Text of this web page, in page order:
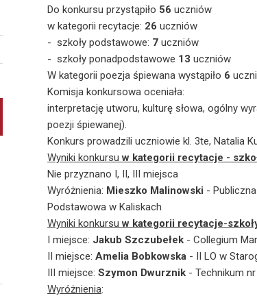
Do konkursu przystąpiło 56uczniów
w kategorii recytacje: 26uczniów
- szkoły podstawowe: 7uczniów
- szkoły ponadpodstawowe 13uczniów
W kategorii poezja śpiewana wystąpiło 6
Komisja konkursowa oceniała:
interpretację utworu, kulturę słowa, ogólny
poezji śpiewanej).
Konkurs prowadzili uczniowie kl. 3te, Natalia
Wyniki konkursuw kategorii recytacje -
Nie przyznano I, II, III miejsca
Wyróżnienia: Mieszko Malinowski -
Podstawowa w Kaliskach
Wyniki konkursuw kategorii recytacje-
I miejsce: Jakub Szczubełek - Collegium
II miejsce:Amelia Bobkowska - II LO w
III miejsce:Szymon Dwurznik - Technikum
Wyróżnienia: